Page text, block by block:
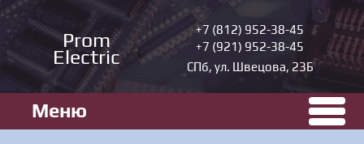
Prom
Electric
+7 (812) 952-38-45
+7 (921) 952-38-45
СПб, ул. Швецова, 23Б
Меню